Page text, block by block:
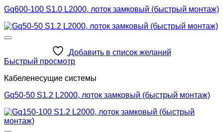
Gq600-100 S1.0 L2000, лоток замковый (быстрый монтаж)
Добавить в список желаний
Быстрый просмотр
Кабеленесущие системы
Gq50-50 S1.2 L2000, лоток замковый (быстрый монтаж)